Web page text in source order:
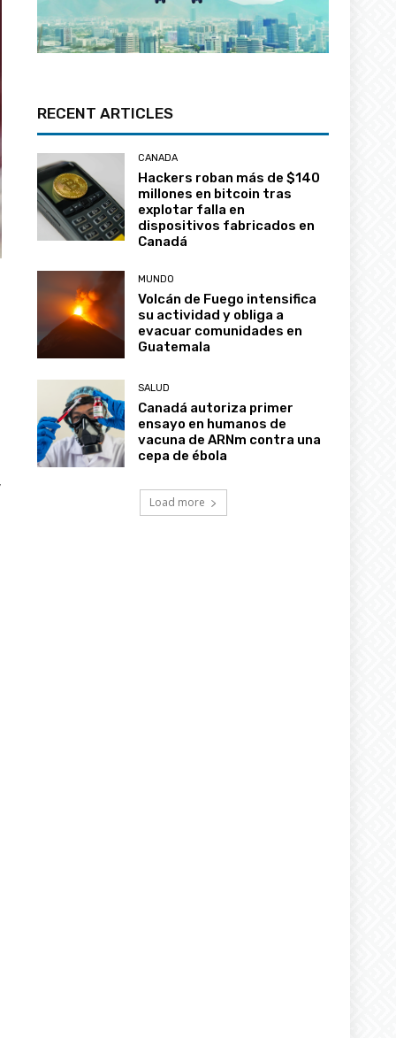
RECENT ARTICLES
CANADA
Hackers roban más de $140
millones en bitcoin tras
explotar falla en
dispositivos fabricados en
Canadá
MUNDO
Volcán de Fuego intensifica
su actividad y obliga a
evacuar comunidades en
Guatemala
SALUD
Canadá autoriza primer
ensayo en humanos de
vacuna de ARNm contra una
cepa de ébola
Load more